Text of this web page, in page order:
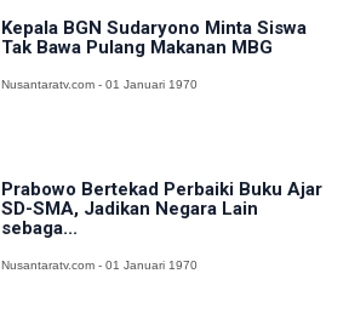
Kepala BGN Sudaryono Minta Siswa
Tak Bawa Pulang Makanan MBG
Nusantaratv.com - 01 Januari 1970
Prabowo Bertekad Perbaiki Buku Ajar
SD-SMA, Jadikan Negara Lain
sebaga...
Nusantaratv.com - 01 Januari 1970